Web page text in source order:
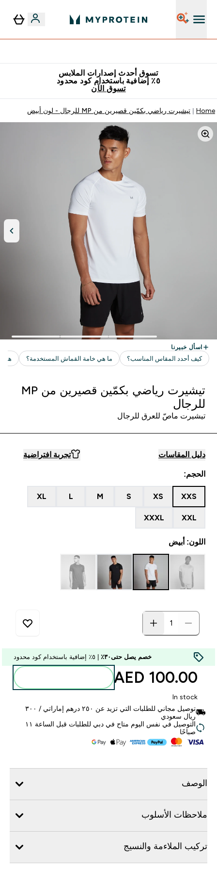
تسوق أحدث إصدارات الملابس
٥٪ إضافية باستخدام كود محدود
تسوق الآن
Home تيشيرت رياضي بكمّين قصيرين من MP للرجال - لون أبيض
تيشيرت رياضي بكمّين قصيرين من MP
للرجال
تيشيرت ماصّ للعرق للرجال
دليل المقاسات تجربة افتراضية
الحجم:
XXS
XS
S
M
L
XL
XXL
XXXL
اللون: أبيض
خصم يصل حتى٣٠٪
100.00 AED‎
In stock
توصيل مجاني للطلبات التي تزيد عن ٢٥٠ درهم إماراتي / ٣٠٠
ريال سعودي
التوصيل في نفس اليوم متاح في دبي للطلبات قبل الساعة ١١
صباحًا
الوصف
ملاحظات الأسلوب
تركيب الملاءمة والنسيج